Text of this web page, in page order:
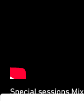
Special sessions